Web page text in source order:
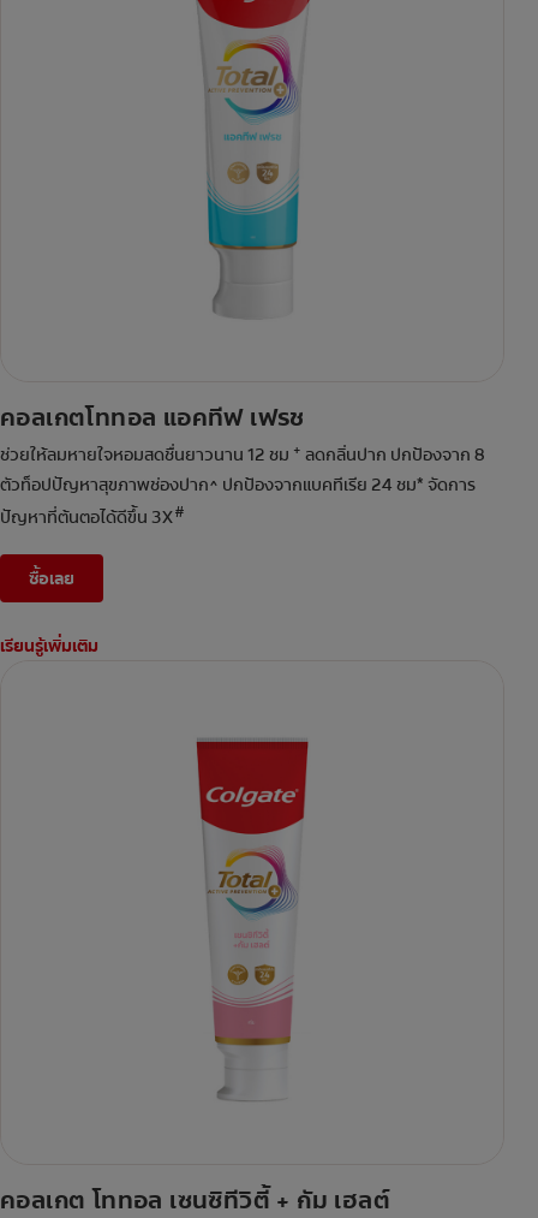
คอลเกตโททอล แอคทีฟ เฟรช
ช่วยให้ลมหายใจหอมสดชื่นยาวนาน 12 ชม + ลดกลิ่นปาก ปกป้องจาก 8
ตัวท็อปปัญหาสุขภาพช่องปาก^ ปกป้องจากแบคทีเรีย 24 ชม* จัดการ
ปัญหาที่ต้นตอได้ดีขึ้น 3X#
ซื้อเลย
เรียนรู้เพิ่มเติม
คอลเกต โททอล เซนซิทีวิตี้ + กัม เฮลต์